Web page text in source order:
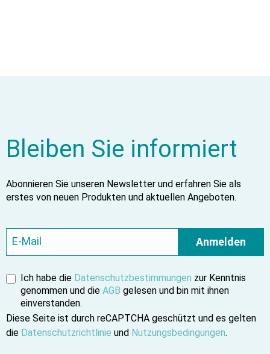
Bleiben Sie informiert
Abonnieren Sie unseren Newsletter und erfahren Sie als
erstes von neuen Produkten und aktuellen Angeboten.
Anmelden
Ich habe die Datenschutzbestimmungen zur Kenntnis
genommen und die AGB gelesen und bin mit ihnen
einverstanden.
Diese Seite ist durch reCAPTCHA geschützt und es gelten
die Datenschutzrichtlinie und Nutzungsbedingungen.